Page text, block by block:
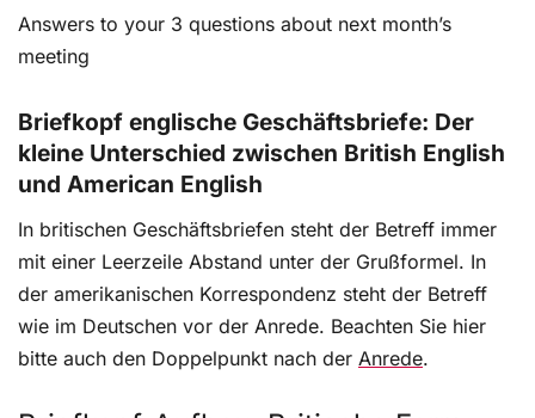
Answers to your 3 questions about next month’s
meeting
Briefkopf englische Geschäftsbriefe: Der
kleine Unterschied zwischen British English
und American English
In britischen Geschäftsbriefen steht der Betreff immer
mit einer Leerzeile Abstand unter der Grußformel. In
der amerikanischen Korrespondenz steht der Betreff
wie im Deutschen vor der Anrede. Beachten Sie hier
bitte auch den Doppelpunkt nach der Anrede.